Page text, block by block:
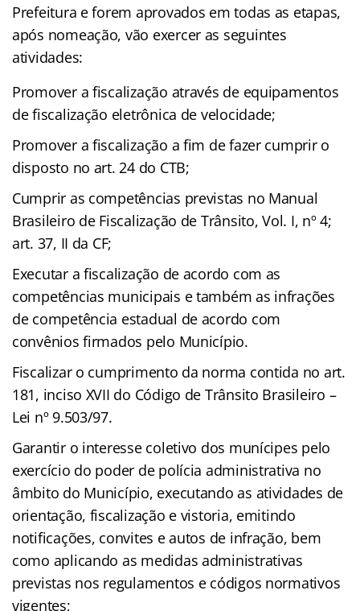
Prefeitura e forem aprovados em todas as etapas,
após nomeação, vão exercer as seguintes
atividades:
Promover a fiscalização através de equipamentos
de fiscalização eletrônica de velocidade;
Promover a fiscalização a fim de fazer cumprir o
disposto no art. 24 do CTB;
Cumprir as competências previstas no Manual
Brasileiro de Fiscalização de Trânsito, Vol. I, nº 4;
art. 37, II da CF;
Executar a fiscalização de acordo com as
competências municipais e também as infrações
de competência estadual de acordo com
convênios firmados pelo Município.
Fiscalizar o cumprimento da norma contida no art.
181, inciso XVII do Código de Trânsito Brasileiro –
Lei nº 9.503/97.
Garantir o interesse coletivo dos munícipes pelo
exercício do poder de polícia administrativa no
âmbito do Município, executando as atividades de
orientação, fiscalização e vistoria, emitindo
notificações, convites e autos de infração, bem
como aplicando as medidas administrativas
previstas nos regulamentos e códigos normativos
vigentes;